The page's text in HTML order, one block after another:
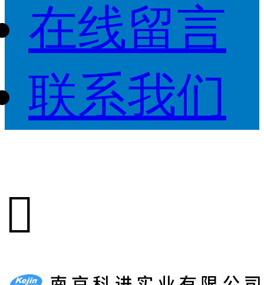
在线留言
联系我们
